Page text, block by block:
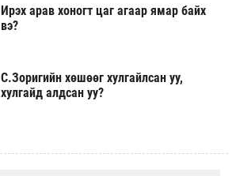
Ирэх арав хоногт цаг агаар ямар байх
вэ?
С.Зоригийн хөшөөг хулгайлсан уу,
хулгайд алдсан уу?